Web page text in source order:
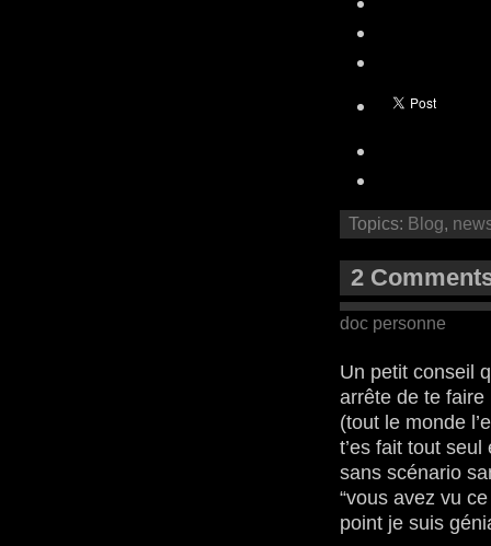
Topics: Blog,
2
doc personne
Un petit conseil
arrête de te
(tout le monde
t’es fait tout
sans scénario
“vous avez vu
point je suis